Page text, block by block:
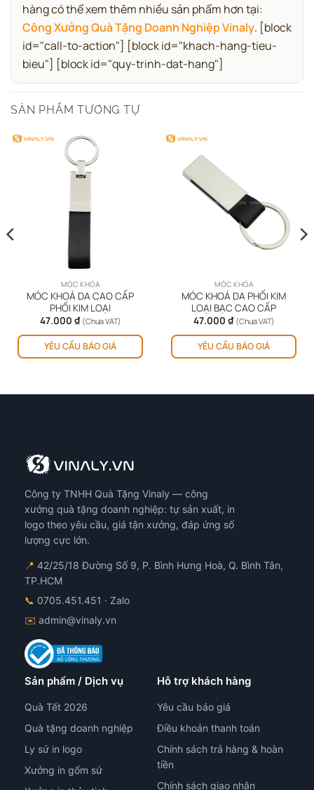
hàng có thể xem thêm nhiều sản phẩm hơn tại:
Công Xưởng Quà Tặng Doanh Nghiệp Vinaly. [block
id="call-to-action"] [block id="khach-hang-tieu-
bieu"] [block id="quy-trinh-dat-hang"]
SẢN PHẨM TƯƠNG TỰ
MÓC KHÓA
MÓC KHOÁ DA CAO CẤP
PHỐI KIM LOẠI
47.000 ₫ (Chưa VAT)
YÊU CẦU BÁO GIÁ
MÓC KHÓA
MÓC KHOÁ DA PHỐI KIM
LOẠI BẠC CAO CẤP
47.000 ₫ (Chưa VAT)
YÊU CẦU BÁO GIÁ
Công ty TNHH Quà Tặng Vinaly — công
xưởng quà tặng doanh nghiệp: tự sản xuất, in
logo theo yêu cầu, giá tận xưởng, đáp ứng số
lượng cực lớn.
📍 42/25/18 Đường Số 9, P. Bình Hưng Hoà, Q. Bình Tân,
TP.HCM
📞 0705.451.451 · Zalo
✉️ admin@vinaly.vn
Sản phẩm / Dịch vụ
Quà Tết 2026
Quà tặng doanh nghiệp
Ly sứ in logo
Xưởng in gốm sứ
Hỗ trợ khách hàng
Yêu cầu báo giá
Điều khoản thanh toán
Chính sách trả hàng & hoàn
tiền
Chính sách giao nhận